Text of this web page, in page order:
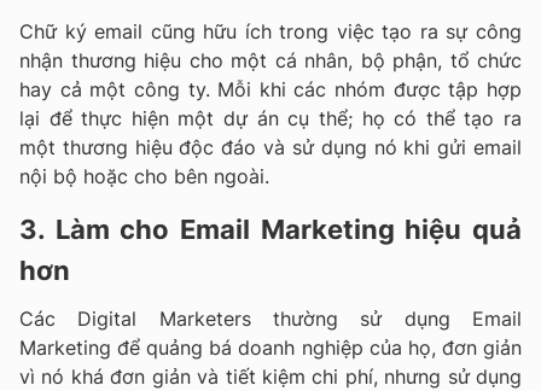
Chữ ký email cũng hữu ích trong việc tạo ra sự công
nhận thương hiệu cho một cá nhân, bộ phận, tổ chức
hay cả một công ty. Mỗi khi các nhóm được tập hợp
lại để thực hiện một dự án cụ thể; họ có thể tạo ra
một thương hiệu độc đáo và sử dụng nó khi gửi email
nội bộ hoặc cho bên ngoài.
3. Làm cho Email Marketing hiệu quả
hơn
Các Digital Marketers thường sử dụng Email
Marketing để quảng bá doanh nghiệp của họ, đơn giản
vì nó khá đơn giản và tiết kiệm chi phí, nhưng sử dụng